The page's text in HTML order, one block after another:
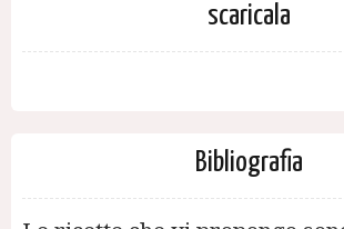
scaricala
Bibliografia